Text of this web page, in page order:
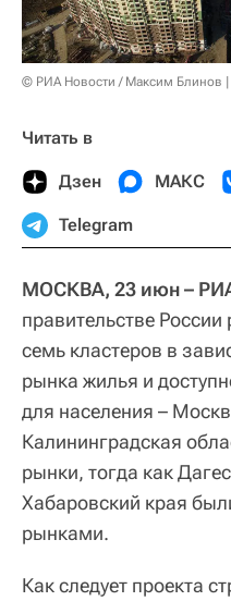
© РИА Новости / Максим Блинов
Читать в
Дзен МАКС
Telegram
МОСКВА, 23 июн –
правительстве
семь кластеров в
рынка жилья и
для населения –
Калининградская
рынки, тогда как
Хабаровский края
рынками.
Как следует проекта